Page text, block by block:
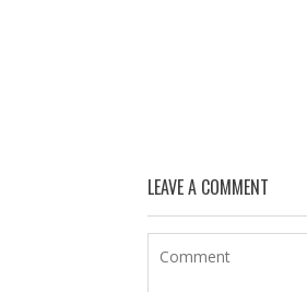
LEAVE A COMMENT